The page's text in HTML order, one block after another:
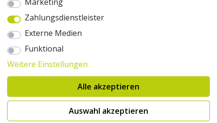
AUSZEICHNUNGEN & SICHERHEIT
© 2026 pentagonsports.de
Pentagon Sports GmbH & Co. KG
Daten­schutz­erklärung
Hinweise zur Batterieentsorgung
Cookie-Einstellungen ändern
Erklärung zur Barrierefreiheit
* Alle Preise inkl. gesetzlicher Mehrwertsteuer zuzüglich Versandkosten. Die
durchgestrichenen Preise entsprechen der UVP des Herstellers. 1nur bei
Hinweis:("Innerhalb von 24h versandfertig" oder "Sofort verfügbar") |
Zahlungsdienstleister
Externe Medien
Funktional
Weitere Einstellungen
Alle akzeptieren
Auswahl akzeptieren